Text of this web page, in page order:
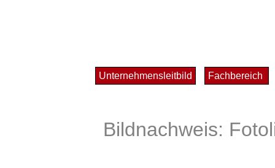
Unternehmensleitbild Fachbereich
Bildnachweis: